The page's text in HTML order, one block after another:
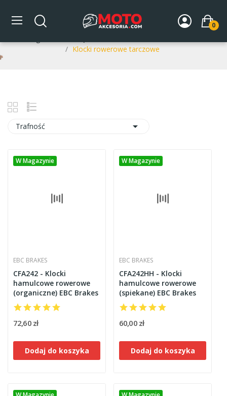
0
Klocki rowerowe tarczowe
Klocki rowerowe tarczowe
Trafność 
W Magazynie
EBC BRAKES
CFA242 - Klocki
hamulcowe rowerowe
(organiczne) EBC Brakes
72,60 zł
Dodaj do koszyka
W Magazynie
EBC BRAKES
CFA242HH - Klocki
hamulcowe rowerowe
(spiekane) EBC Brakes
60,00 zł
Dodaj do koszyka